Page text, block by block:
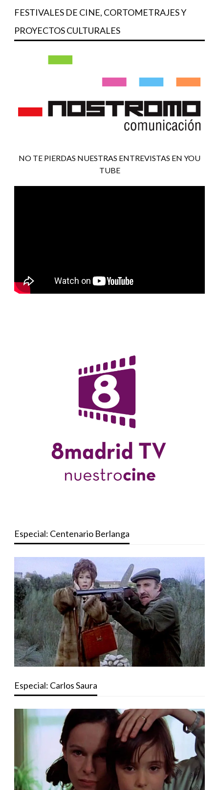
FESTIVALES DE CINE, CORTOMETRAJES Y
PROYECTOS CULTURALES
NO TE PIERDAS NUESTRAS ENTREVISTAS EN YOU
TUBE
Especial: Centenario Berlanga
Especial: Carlos Saura